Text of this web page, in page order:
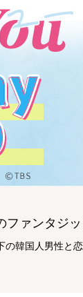
ファンタジ
韓国人男性と恋